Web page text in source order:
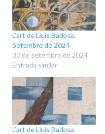
L’art de Lluís Badosa.
Setembre de 2024
30 de setembre de 2024
Entrada similar
L’art de Lluís Badosa.